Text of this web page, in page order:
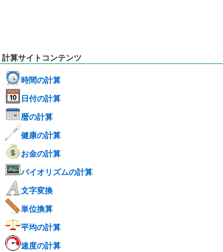
計算サイトコンテンツ
時間の計算
日付の計算
暦の計算
健康の計算
お金の計算
バイオリズムの計算
文字変換
単位換算
平均の計算
速度の計算